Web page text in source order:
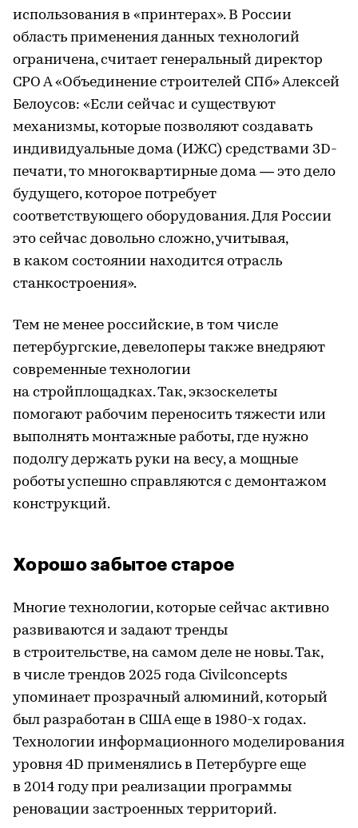
использования в «принтерах». В России
область применения данных технологий
ограничена, считает генеральный директор
СРО А «Объединение строителей СПб» Алексей
Белоусов: «Если сейчас и существуют
механизмы, которые позволяют создавать
индивидуальные дома (ИЖС) средствами 3D-
печати, то многоквартирные дома — это дело
будущего, которое потребует
соответствующего оборудования. Для России
это сейчас довольно сложно, учитывая,
в каком состоянии находится отрасль
станкостроения».
Тем не менее российские, в том числе
петербургские, девелоперы также внедряют
современные технологии
на стройплощадках. Так, экзоскелеты
помогают рабочим переносить тяжести или
выполнять монтажные работы, где нужно
подолгу держать руки на весу, а мощные
роботы успешно справляются с демонтажом
конструкций.
Хорошо забытое старое
Многие технологии, которые сейчас активно
развиваются и задают тренды
в строительстве, на самом деле не новы. Так,
в числе трендов 2025 года Civilconcepts
упоминает прозрачный алюминий, который
был разработан в США еще в 1980-х годах.
Технологии информационного моделирования
уровня 4D применялись в Петербурге еще
в 2014 году при реализации программы
реновации застроенных территорий.